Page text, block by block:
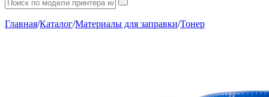
Главная/Каталог/Материалы для заправки/Тонер